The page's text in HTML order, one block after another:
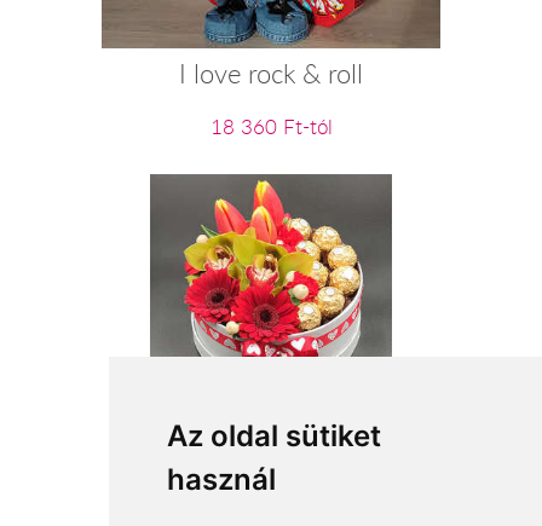
Az oldal sütiket
használ
I love rock & roll
18 360 Ft-tól
Őszinte vallomás
28 400 Ft-tól